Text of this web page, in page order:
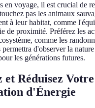
en voyage, il est crucial de
pas les animaux
à leur habitat, comme
de proximité. Préférez les
comme les
d'observer la
les générations futures.
et Réduisez Votre
d'Énergie